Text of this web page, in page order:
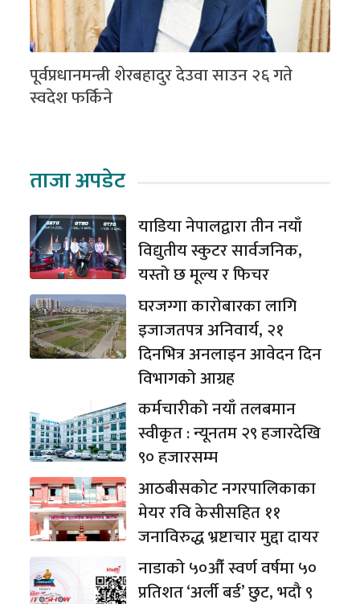
पूर्वप्रधानमन्त्री शेरबहादुर देउवा साउन २६ गते
स्वदेश फर्किने
ताजा अपडेट
याडिया नेपालद्वारा तीन नयाँ
विद्युतीय स्कुटर सार्वजनिक,
यस्तो छ मूल्य र फिचर
घरजग्गा कारोबारका लागि
इजाजतपत्र अनिवार्य, २१
दिनभित्र अनलाइन आवेदन दिन
विभागको आग्रह
कर्मचारीको नयाँ तलबमान
स्वीकृत : न्यूनतम २९ हजारदेखि
९० हजारसम्म
आठबीसकोट नगरपालिकाका
मेयर रवि केसीसहित ११
जनाविरुद्ध भ्रष्टाचार मुद्दा दायर
नाडाको ५०औँ स्वर्ण वर्षमा ५०
प्रतिशत ‘अर्ली बर्ड’ छुट, भदौ ९